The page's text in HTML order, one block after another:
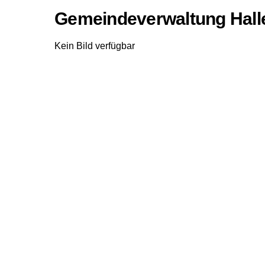
Gemeindeverwaltung
Kein Bild verfügbar